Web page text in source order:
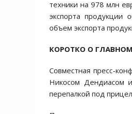
техники на 978 млн
экспорта продукции
объем экспорта
КОРОТКО О ГЛАВНОМ
Совместная пресс-
Никосом Дендиасом
перепалкой под